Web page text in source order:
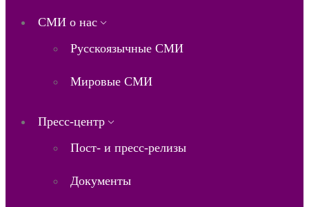
СМИ о нас
Русскоязычные СМИ
Мировые СМИ
Пресс-центр
Пост- и пресс-релизы
Документы